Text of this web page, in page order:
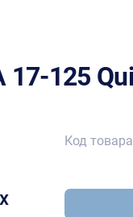
17-125
Код